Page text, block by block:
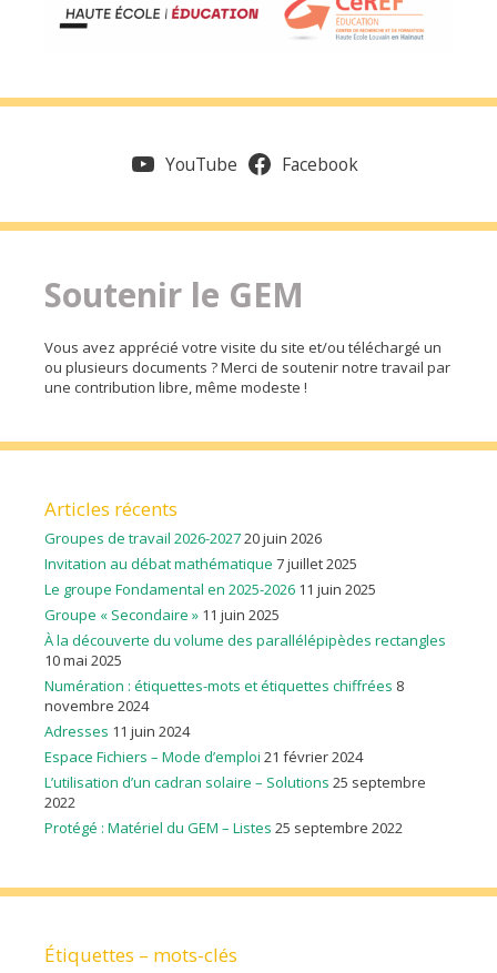
YouTube Facebook
Soutenir le GEM
Vous avez apprécié votre visite du site et/ou téléchargé un
ou plusieurs documents ? Merci de soutenir notre travail par
une contribution libre, même modeste !
Articles récents
Groupes de travail 2026-202720 juin 2026
Invitation au débat mathématique 7 juillet 2025
Le groupe Fondamental en 2025-2026 11 juin 2025
Groupe « Secondaire » 11 juin 2025
À la découverte du volume des parallélépipèdes rectangles
10 mai 2025
Numération : étiquettes-mots et étiquettes chiffrées 8
novembre 2024
Adresses 11 juin 2024
Espace Fichiers – Mode d’emploi 21 février 2024
L’utilisation d’un cadran solaire – Solutions 25 septembre
2022
Protégé : Matériel du GEM – Listes 25 septembre 2022
Étiquettes – mots-clés